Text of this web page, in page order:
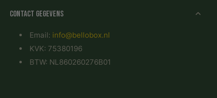
Contact gegevens
Email: info@bellobox.nl
KVK: 75380196
BTW: NL860260276B01